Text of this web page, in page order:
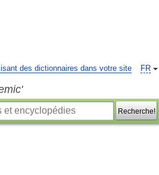
FR
des dictionnaires dans votre site
Recherche!